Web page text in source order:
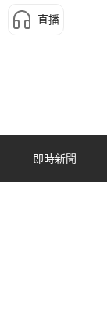
直播
即時新聞